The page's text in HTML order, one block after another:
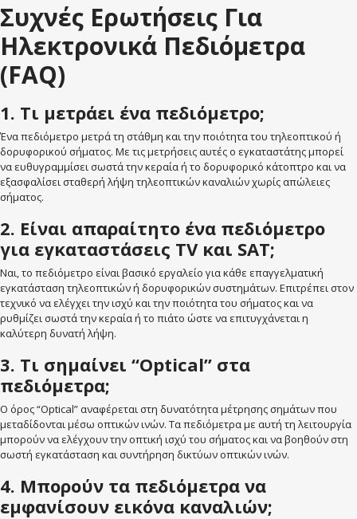
Συχνές Ερωτήσεις Για
Ηλεκτρονικά Πεδιόμετρα
(FAQ)
1. Τι μετράει ένα πεδιόμετρο;
Ένα πεδιόμετρο μετρά τη στάθμη και την ποιότητα του τηλεοπτικού ή
δορυφορικού σήματος. Με τις μετρήσεις αυτές ο εγκαταστάτης μπορεί
να ευθυγραμμίσει σωστά την κεραία ή το δορυφορικό κάτοπτρο και να
εξασφαλίσει σταθερή λήψη τηλεοπτικών καναλιών χωρίς απώλειες
σήματος.
2. Είναι απαραίτητο ένα πεδιόμετρο
για εγκαταστάσεις TV και SAT;
Ναι, το πεδιόμετρο είναι βασικό εργαλείο για κάθε επαγγελματική
εγκατάσταση τηλεοπτικών ή δορυφορικών συστημάτων. Επιτρέπει στον
τεχνικό να ελέγχει την ισχύ και την ποιότητα του σήματος και να
ρυθμίζει σωστά την κεραία ή το πιάτο ώστε να επιτυγχάνεται η
καλύτερη δυνατή λήψη.
3. Τι σημαίνει “Optical” στα
πεδιόμετρα;
Ο όρος “Optical” αναφέρεται στη δυνατότητα μέτρησης σημάτων που
μεταδίδονται μέσω οπτικών ινών. Τα πεδιόμετρα με αυτή τη λειτουργία
μπορούν να ελέγχουν την οπτική ισχύ του σήματος και να βοηθούν στη
σωστή εγκατάσταση και συντήρηση δικτύων οπτικών ινών.
4. Μπορούν τα πεδιόμετρα να
εμφανίσουν εικόνα καναλιών;